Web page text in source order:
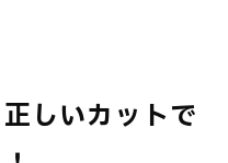
しいカットで